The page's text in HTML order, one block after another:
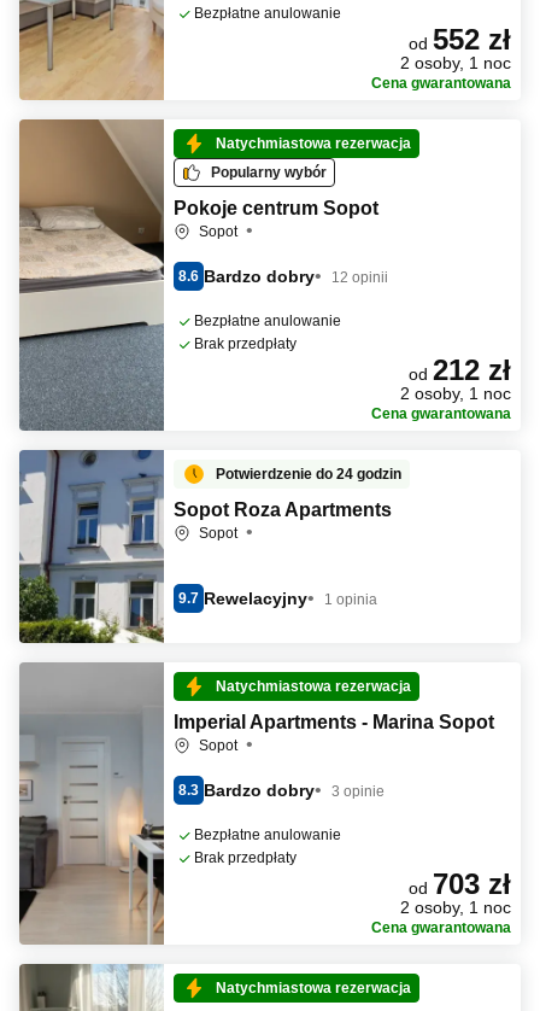
Bezpłatne anulowanie
od 552 zł
2 osoby, 1 noc
Cena gwarantowana
Natychmiastowa rezerwacja
Popularny wybór
Pokoje centrum Sopot
Sopot
8.6 Bardzo dobry 12 opinii
Bezpłatne anulowanie
Brak przedpłaty
od 212 zł
2 osoby, 1 noc
Cena gwarantowana
Potwierdzenie do 24 godzin
Sopot Roza Apartments
Sopot
9.7 Rewelacyjny 1 opinia
Natychmiastowa rezerwacja
Imperial Apartments - Marina Sopot
Sopot
8.3 Bardzo dobry 3 opinie
Bezpłatne anulowanie
Brak przedpłaty
od 703 zł
2 osoby, 1 noc
Cena gwarantowana
Natychmiastowa rezerwacja